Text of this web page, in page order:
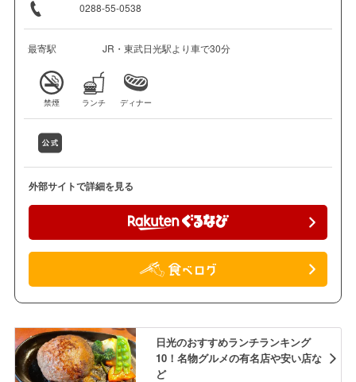
0288-55-0538
最寄駅 JR・東武日光駅より車で30分
禁煙 ランチ ディナー
外部サイトで詳細を見る
日光のおすすめランチランキング
10！名物グルメの有名店や安い店な
ど